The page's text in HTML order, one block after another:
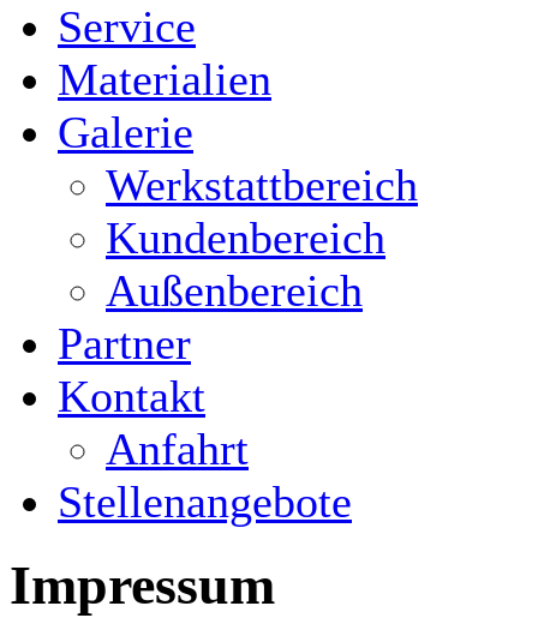
Service
Materialien
Galerie
Werkstattbereich
Kundenbereich
Außenbereich
Partner
Kontakt
Anfahrt
Stellenangebote
Impressum